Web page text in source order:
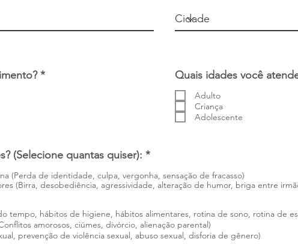
*O
ó
r
i
o
Quais idades você
Adulto
Criança
Adolescente
(Selecione quantas quiser): *O
r
i
a
t
ó
r
(Perda de identidade, culpa, vergonha, sensação de fracasso)
(Birra, desobediência, agressividade, alteração de humor, briga entre
tempo, hábitos de higiene, hábitos alimentares, rotina de sono, rotina de
amorosos, ciúmes, divórcio, alienação parental)
prevenção de violência sexual, abuso sexual, disforia de gênero)